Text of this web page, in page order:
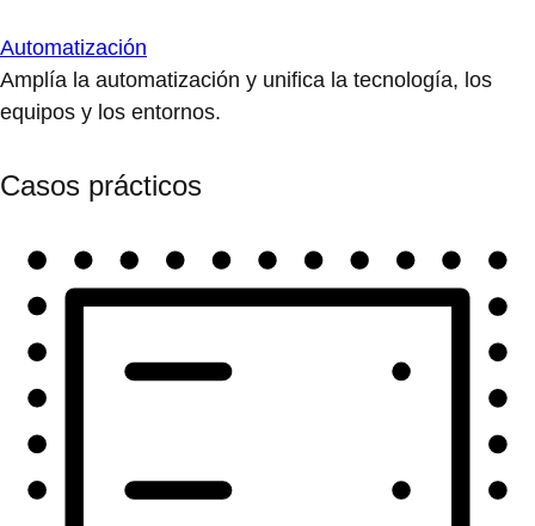
Automatización
Amplía la automatización y unifica la tecnología, los
equipos y los entornos.
Casos prácticos